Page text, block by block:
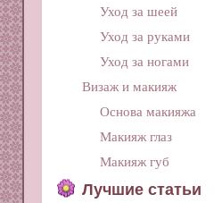
Уход за шеей
Уход за руками
Уход за ногами
Визаж и макияж
Основа макияжа
Макияж глаз
Макияж губ
Лучшие статьи